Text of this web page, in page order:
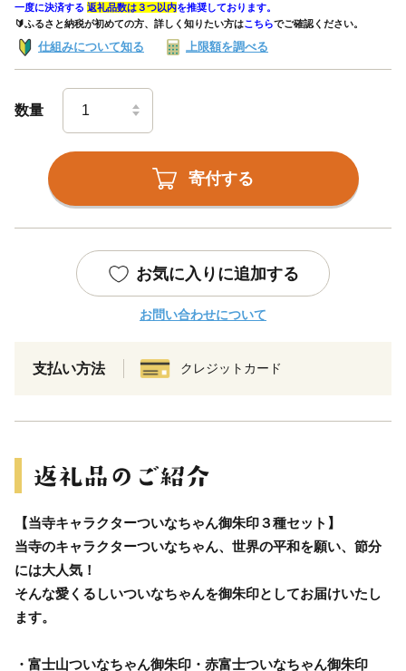
一度に決済する 返礼品数は３つ以内を推奨しております。
🔰ふるさと納税が初めての方、詳しく知りたい方はこちらでご確認ください。
仕組みについて知る 上限額を調べる
数量
寄付する
お気に入りに追加する
お問い合わせについて
支払い方法 クレジットカード
【当寺キャラクターついなちゃん御朱印３種セット】
当寺のキャラクターついなちゃん、世界の平和を願い、節分
には大人気！
そんな愛くるしいついなちゃんを御朱印としてお届けいたし
ます。
・富士山ついなちゃん御朱印・赤富士ついなちゃん御朱印